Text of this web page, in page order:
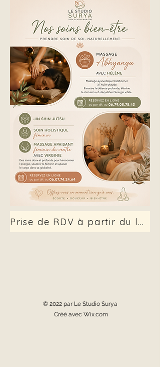
Prise de RDV à partir du lundi 14 sept.
© 2022 par Le Studio Surya
Créé avec Wix.com